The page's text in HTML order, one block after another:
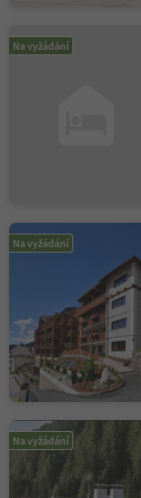
Na vyžádání
Na vyžádání
Na vyžádání